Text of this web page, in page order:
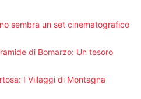
sembra un set cinematografico
di Bomarzo: Un tesoro
I Villaggi di Montagna